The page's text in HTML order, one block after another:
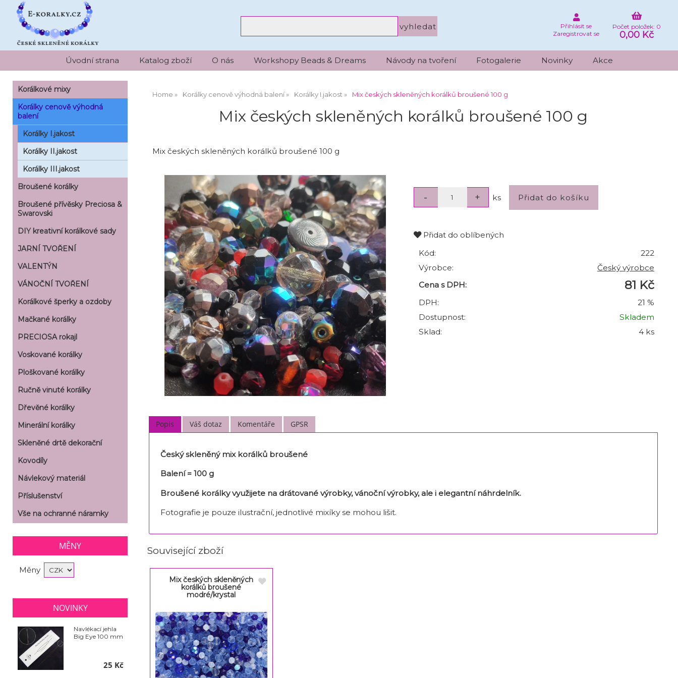
Počet položek: 0
0,00 Kč
Přihlásit se
Zaregistrovat se
Úvodní strana Katalog zboží O nás Workshopy Beads & Dreams Návody na tvoření Fotogalerie Novinky Akce
Home Korálky cenově výhodná balení Korálky I.jakost Mix českých skleněných korálků broušené 100 g
Mix českých skleněných korálků broušené 100 g
Mix českých skleněných korálků broušené 100 g
ks
Přidat do oblíbených
Kód:
222
Výrobce:
Český výrobce
Cena s DPH:
81 Kč
DPH:
21 %
Dostupnost:
Skladem
Sklad:
4 ks
Popis Váš dotaz Komentáře GPSR
Český skleněný mix korálků broušené
Balení = 100 g
Broušené korálky využijete na drátované výrobky, vánoční výrobky, ale i elegantní náhrdelník.
Fotografie je pouze ilustrační, jednotlivé mixíky se mohou lišit.
Související zboží
Mix českých skleněných
korálků broušené
modré/krystal
Korálkové mixy
Korálky cenově výhodná
balení
Korálky I.jakost
Korálky II.jakost
Korálky III.jakost
Broušené korálky
Broušené přívěsky Preciosa &
Swarovski
DIY kreativní korálkové sady
JARNÍ TVOŘENÍ
VALENTÝN
VÁNOČNÍ TVOŘENÍ
Korálkové šperky a ozdoby
Mačkané korálky
PRECIOSA rokajl
Voskované korálky
Ploškované korálky
Ručně vinuté korálky
Dřevěné korálky
Minerální korálky
Skleněné drtě dekorační
Kovodíly
Návlekový materiál
Příslušenství
Vše na ochranné náramky
MĚNY
Měny
NOVINKY
Navlékací jehla
Big Eye 100 mm
25 Kč